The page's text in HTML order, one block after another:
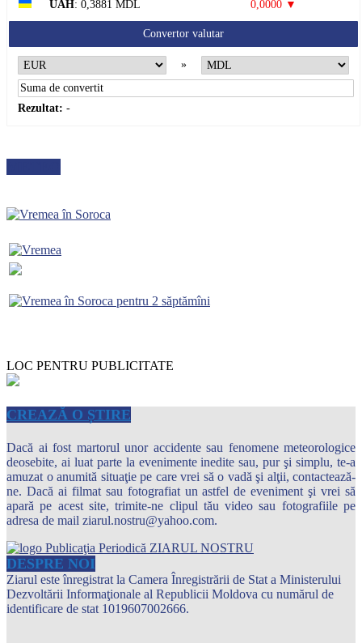
UAH: 0,3881 MDL 0,0000 ▼
Convertor valutar
»
Rezultat: -
LOC PENTRU PUBLICITATE
CREAZĂ O ȘTIRE
Dacă ai fost martorul unor accidente sau fenomene meteorologice
deosebite, ai luat parte la evenimente inedite sau, pur şi simplu, te-a
amuzat o anumită situaţie pe care vrei să o vadă şi alţii, contactează-
ne. Dacă ai filmat sau fotografiat un astfel de eveniment şi vrei să
apară pe acest site, trimite-ne clipul tău video sau fotografiile pe
adresa de mail ziarul.nostru@yahoo.com.
DESPRE NOI
Ziarul este înregistrat la Camera Înregistrării de Stat a Ministerului
Dezvoltării Informaţionale al Republicii Moldova cu numărul de
identificare de stat 1019607002666.